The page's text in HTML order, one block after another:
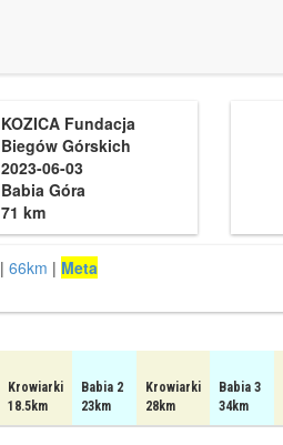
KOZICA Fundacja
Biegów Górskich
2023-06-03
Babia Góra
71 km
| 66km | Meta
Krowiarki
18.5km
Babia 2
23km
Krowiarki
28km
Babia 3
34km